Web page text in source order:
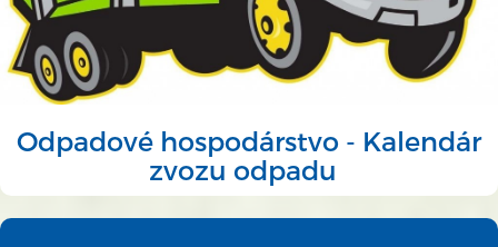
Odpadové hospodárstvo - Kalendár
zvozu odpadu